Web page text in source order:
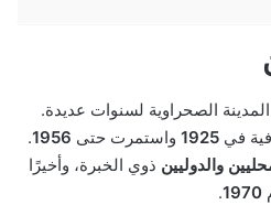
الصحراوية لسنوات عديدة.
في 1925 واستمرت حتى 1956
.
والدوليين ذوي الخبرة، وأخيرًا
1970
.